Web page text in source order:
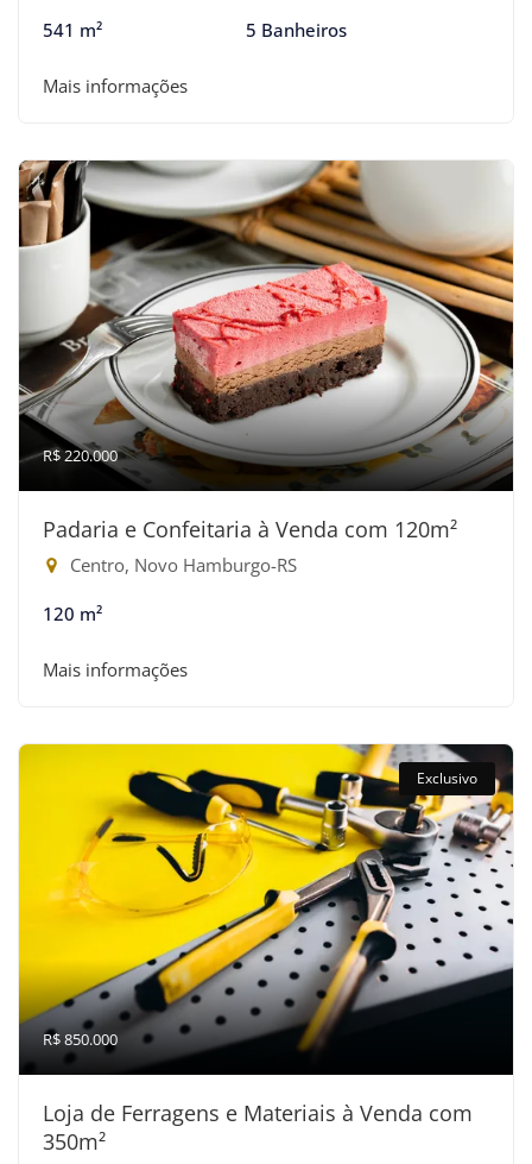
541 m² 5 Banheiros
Mais informações
R$ 220.000
Padaria e Confeitaria à Venda com 120m²
Centro, Novo Hamburgo-RS
120 m²
Mais informações
Exclusivo
R$ 850.000
Loja de Ferragens e Materiais à Venda com
350m²